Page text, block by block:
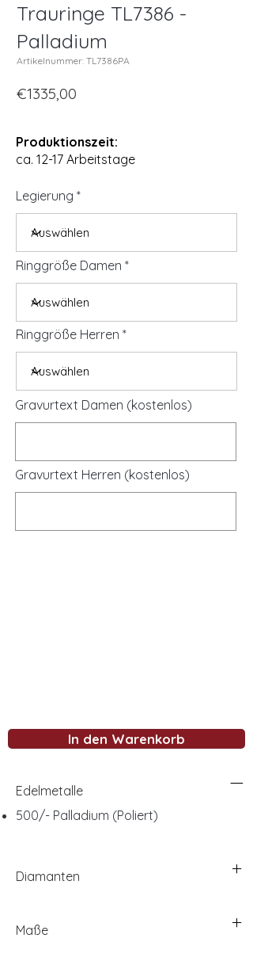
Trauringe TL7386 -
Palladium
Artikelnummer: TL7386PA
€1335,00
Produktionszeit:
ca. 12-17 Arbeitstage
Legierung
Ringgröße Damen
Ringgröße Herren
Gravurtext Damen (kostenlos)
Gravurtext Herren (kostenlos)
In den Warenkorb
Edelmetalle
500/- Palladium (Poliert)
Diamanten
Maße